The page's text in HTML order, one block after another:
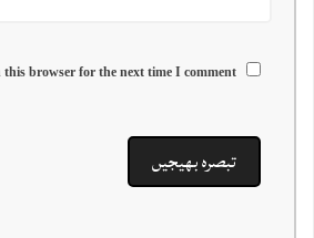
browser for the next time I comment.